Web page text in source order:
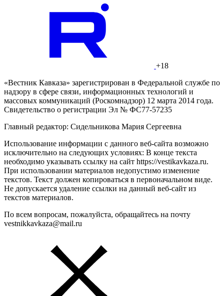
+18
«Вестник Кавказа» зарегистрирован в Федеральной службе по
надзору в сфере связи, информационных технологий и
массовых коммуникаций (Роскомнадзор) 12 марта 2014 года.
Свидетельство о регистрации Эл № ФС77-57235
Главный редактор: Сидельникова Мария Сергеевна
Использование информации с данного веб-сайта возможно
исключительно на следующих условиях: В конце текста
необходимо указывать ссылку на сайт https://vestikavkaza.ru.
При использовании материалов недопустимо изменение
текстов. Текст должен копироваться в первоначальном виде.
Не допускается удаление ссылки на данный веб-сайт из
текстов материалов.
По всем вопросам, пожалуйста, обращайтесь на почту
vestnikkavkaza@mail.ru